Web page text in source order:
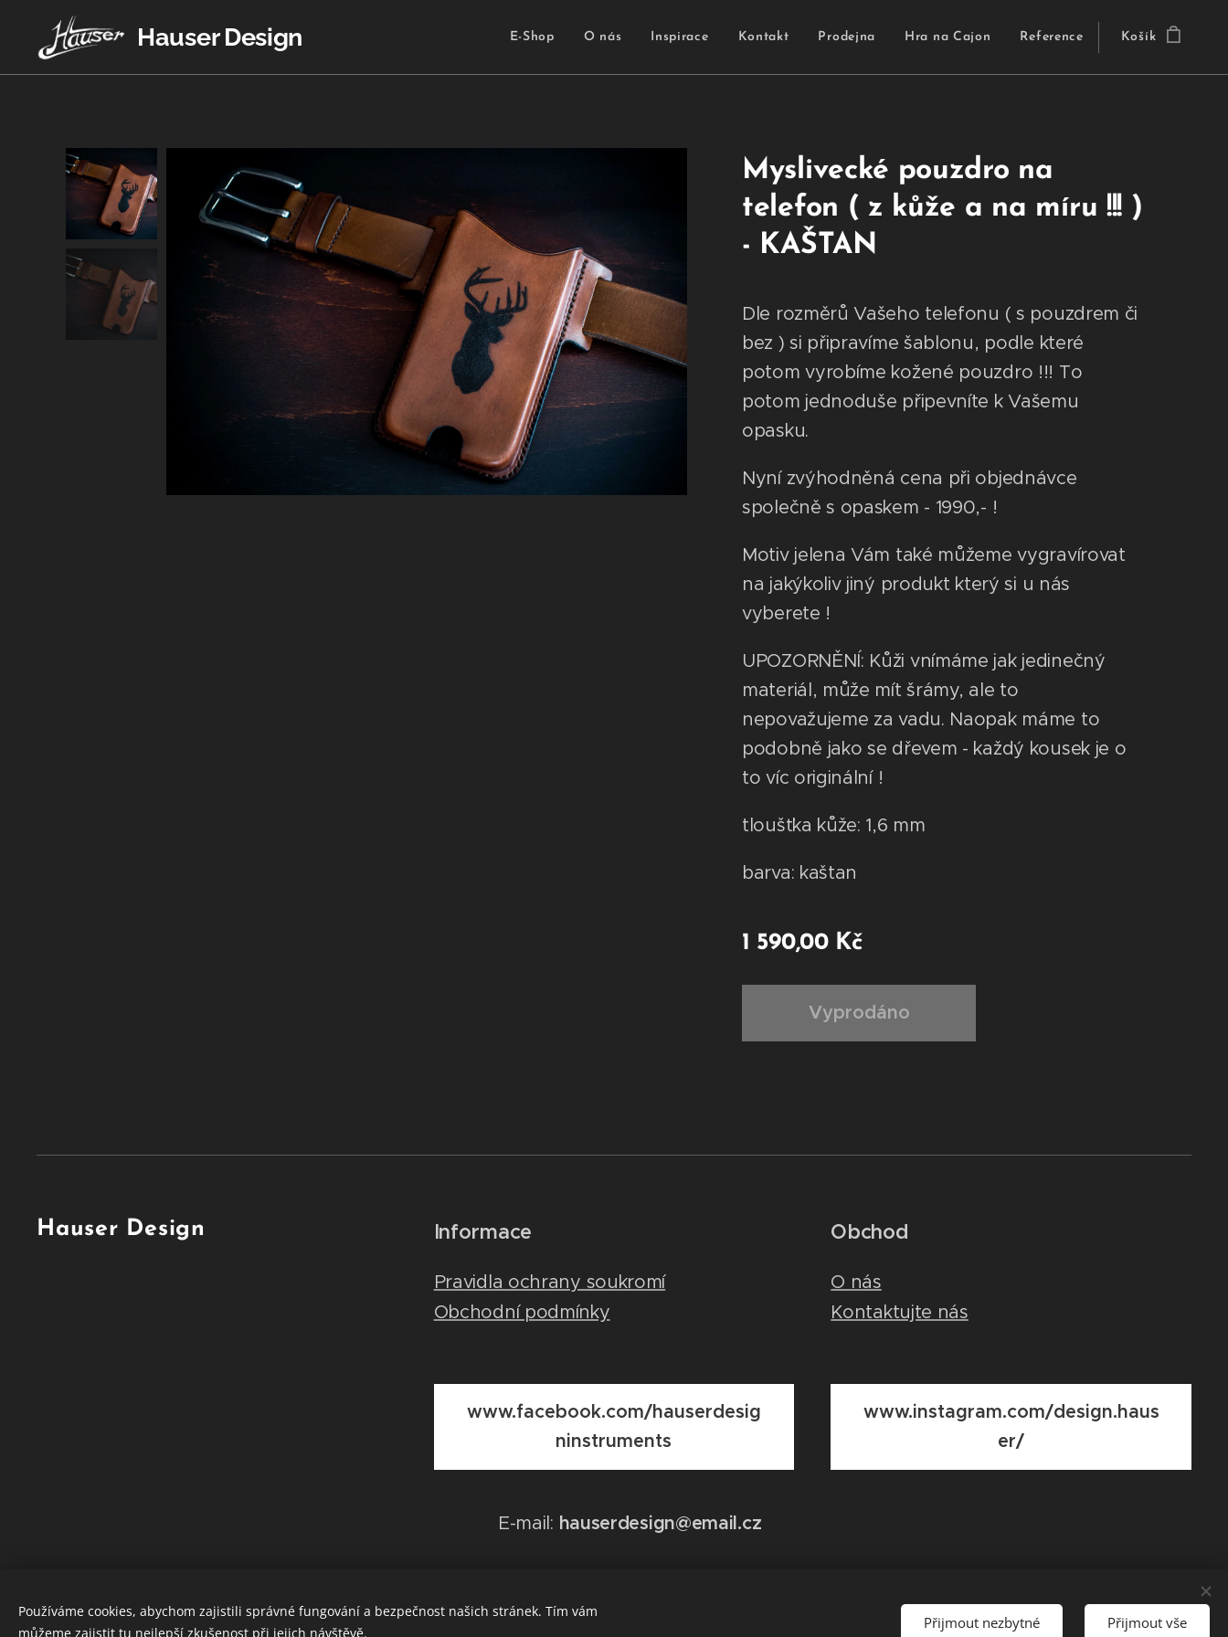
Hauser Design E-Shop O nás Inspirace Kontakt Prodejna Hra na Cajon Reference Košík
Myslivecké pouzdro na
telefon ( z kůže a na míru !!! )
- KAŠTAN
Dle rozměrů Vašeho telefonu ( s pouzdrem či
bez ) si připravíme šablonu, podle které
potom vyrobíme kožené pouzdro !!! To
potom jednoduše připevníte k Vašemu
opasku.
Nyní zvýhodněná cena při objednávce
společně s opaskem - 1990,- !
Motiv jelena Vám také můžeme vygravírovat
na jakýkoliv jiný produkt který si u nás
vyberete !
UPOZORNĚNÍ: Kůži vnímáme jak jedinečný
materiál, může mít šrámy, ale to
nepovažujeme za vadu. Naopak máme to
podobně jako se dřevem - každý kousek je o
to víc originální !
tloušťka kůže: 1,6 mm
barva: kaštan
1 590,00Kč
Vyprodáno
Hauser Design Informace
Pravidla ochrany soukromí
Obchodní podmínky
www.facebook.com/hauserdesig
ninstruments
Obchod
O nás
Kontaktujte nás
www.instagram.com/design.haus
er/
E-mail: hauserdesign@email.cz
Používáme cookies, abychom zajistili správné fungování a bezpečnost našich stránek. Tím vám
můžeme zajistit tu nejlepší zkušenost při jejich návštěvě.
Přijmout nezbytné Přijmout vše